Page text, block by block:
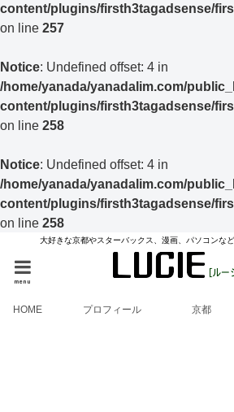
content/plugins/firsth3tagadsense/
on line 257
Notice: Undefined offset: 4 in
/home/yanada/yanadalim.com/
content/plugins/firsth3tagadsense/
on line 258
Notice: Undefined offset: 4 in
/home/yanada/yanadalim.com/
content/plugins/firsth3tagadsense/
on line 258
大好きな京都やスターバックス、漫画、パソコンな
menu
HOME プロフィール 京都